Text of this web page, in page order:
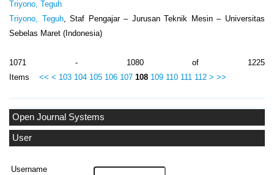
Open Journal Systems
User
Username
Triyono, Teguh
Triyono, Teguh, Staf Pengajar – Jurusan Teknik Mesin – Universitas
Sebelas Maret (Indonesia)
1071 - 1080 of 1225
Items << < 103 104 105 106 107 108 109 110 111 112 > >>